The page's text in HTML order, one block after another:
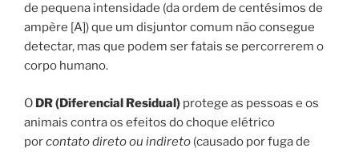
de pequena intensidade (da ordem de centésimos de
ampère [A]) que um disjuntor comum não consegue
detectar, mas que podem ser fatais se percorrerem o
corpo humano.
O DR (Diferencial Residual) protege as pessoas e os
animais contra os efeitos do choque elétrico
porcontato direto ou indireto (causado por fuga de